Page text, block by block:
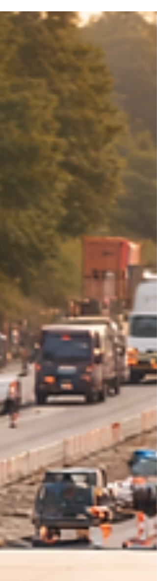
convertido en un conflicto político y fiscal de
gran impacto en España este 2026. El Congreso
vuelve a tumbar el límite de facturación de
125.000 € El Congreso de los Diputados ha
rechazado por segunda vez la prórroga que
fijaba en 125.000 € el límite de facturación
para poder seguir en el régimen de módulos